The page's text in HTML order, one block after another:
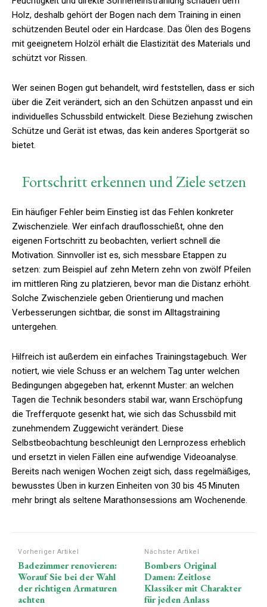
Holz, deshalb gehört der Bogen nach dem Training in einen
schützenden Beutel oder ein Hardcase. Das Ölen des Bogens
mit geeignetem Holzöl erhält die Elastizität des Materials und
schützt vor Rissen.
Wer seinen Bogen gut behandelt, wird feststellen, dass er sich
über die Zeit verändert, sich an den Schützen anpasst und ein
individuelles Schussbild entwickelt. Diese Beziehung zwischen
Schütze und Gerät ist etwas, das kein anderes Sportgerät so
bietet.
Fortschritt erkennen und Ziele setzen
Ein häufiger Fehler beim Einstieg ist das Fehlen konkreter
Zwischenziele. Wer einfach drauflosschießt, ohne den
eigenen Fortschritt zu beobachten, verliert schnell die
Motivation. Sinnvoller ist es, sich messbare Etappen zu
setzen: zum Beispiel auf zehn Metern zehn von zwölf Pfeilen
im mittleren Ring zu platzieren, bevor man die Distanz erhöht.
Solche Zwischenziele geben Orientierung und machen
Verbesserungen sichtbar, die sonst im Alltagstraining
untergehen.
Hilfreich ist außerdem ein einfaches Trainingstagebuch. Wer
notiert, wie viele Schuss er an welchem Tag unter welchen
Bedingungen abgegeben hat, erkennt Muster: an welchen
Tagen die Technik besonders stabil war, wann Erschöpfung
die Trefferquote gesenkt hat, wie sich das Schussbild mit
zunehmendem Zuggewicht verändert. Diese
Selbstbeobachtung beschleunigt den Lernprozess erheblich
und ersetzt in vielen Fällen eine aufwendige Videoanalyse.
Bereits nach wenigen Wochen zeigt sich, dass regelmäßiges,
bewusstes Üben in kurzen Einheiten von 30 bis 45 Minuten
mehr bringt als seltene Marathonsessions am Wochenende.
Vorheriger Artikel
Badezimmer renovieren:
Worauf Sie bei der Wahl
der richtigen Armaturen
achten
Nächster Artikel
Bombers Original
Damen: Zeitlose
Klassiker mit Charakter
für jeden Anlass